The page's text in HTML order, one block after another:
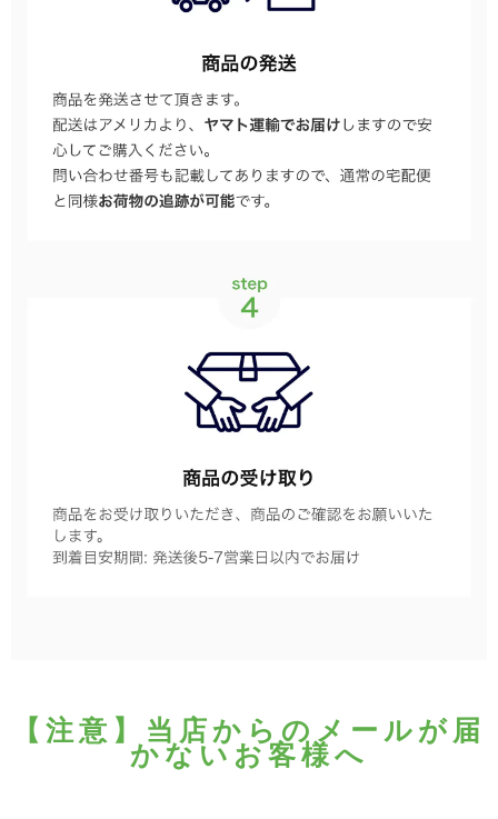
【注意】当店からのメールが届
かないお客様へ